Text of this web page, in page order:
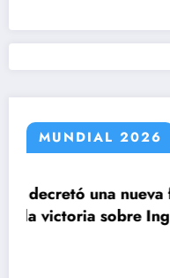
MUNDIAL 2026
conmemorativa
en el Mundial